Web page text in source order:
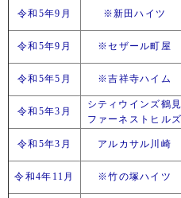
令和5年9月 ※新田ハイツ
令和5年9月 ※セザール町屋
令和5年5月 ※吉祥寺ハイム
令和5年3月
シティウインズ鶴
ファーネストヒル
令和5年3月 アルカサル川崎
令和4年11月 ※竹の塚ハイツ